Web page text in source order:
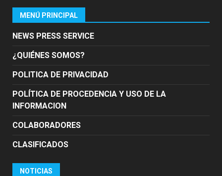
MENÚ PRINCIPAL
NEWS PRESS SERVICE
¿QUIÉNES SOMOS?
POLITICA DE PRIVACIDAD
POLÍTICA DE PROCEDENCIA Y USO DE LA
INFORMACION
COLABORADORES
CLASIFICADOS
NOTICIAS